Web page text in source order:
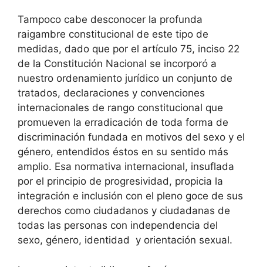
Tampoco cabe desconocer la profunda
raigambre constitucional de este tipo de
medidas, dado que por el artículo 75, inciso 22
de la Constitución Nacional se incorporó a
nuestro ordenamiento jurídico un conjunto de
tratados, declaraciones y convenciones
internacionales de rango constitucional que
promueven la erradicación de toda forma de
discriminación fundada en motivos del sexo y el
género, entendidos éstos en su sentido más
amplio. Esa normativa internacional, insuflada
por el principio de progresividad, propicia la
integración e inclusión con el pleno goce de sus
derechos como ciudadanos y ciudadanas de
todas las personas con independencia del
sexo, género, identidad y orientación sexual.